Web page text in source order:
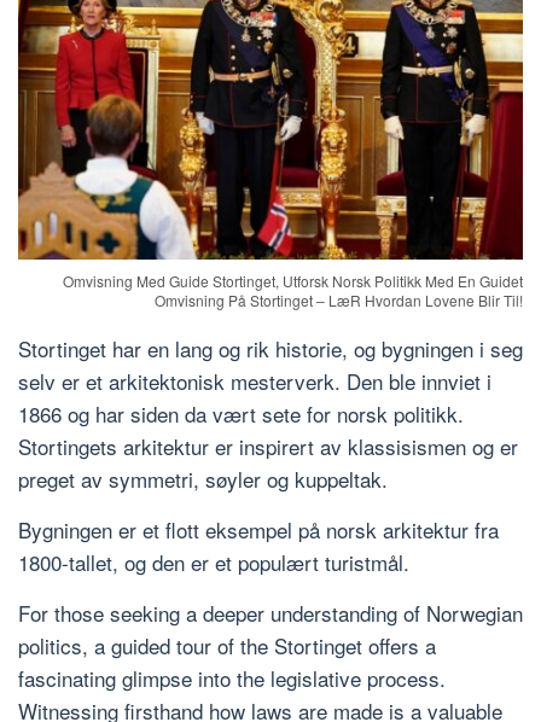
Omvisning Med Guide Stortinget, Utforsk Norsk Politikk Med En Guidet
Omvisning På Stortinget – LæR Hvordan Lovene Blir Til!
Stortinget har en lang og rik historie, og bygningen i seg
selv er et arkitektonisk mesterverk. Den ble innviet i
1866 og har siden da vært sete for norsk politikk.
Stortingets arkitektur er inspirert av klassisismen og er
preget av symmetri, søyler og kuppeltak.
Bygningen er et flott eksempel på norsk arkitektur fra
1800-tallet, og den er et populært turistmål.
For those seeking a deeper understanding of Norwegian
politics, a guided tour of the Stortinget offers a
fascinating glimpse into the legislative process.
Witnessing firsthand how laws are made is a valuable